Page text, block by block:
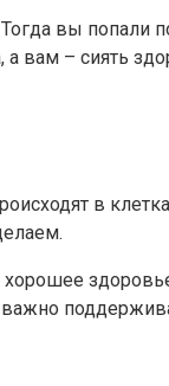
вы попали
вам – сиять
в